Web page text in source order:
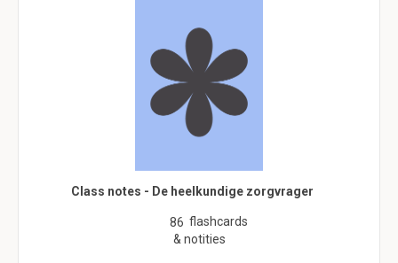
Class notes - De heelkundige zorgvrager
86 flashcards
& notities